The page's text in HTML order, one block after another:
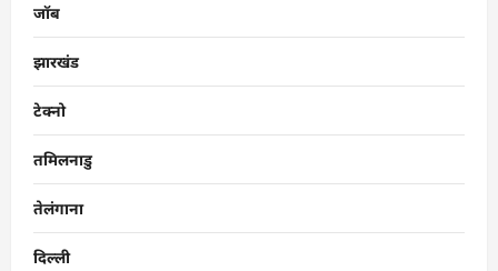
जॉब
झारखंड
टेक्नो
तमिलनाडु
तेलंगाना
दिल्ली